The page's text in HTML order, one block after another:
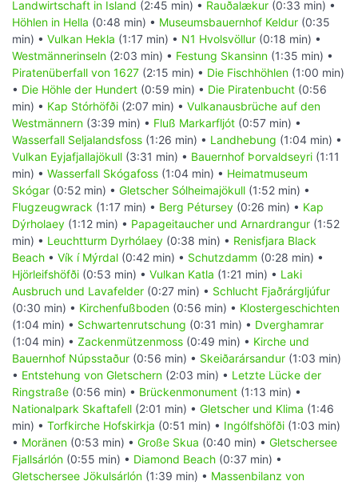
Landwirtschaft in Island (2:45 min) • Rauðalækur (0:33 min) •
Höhlen in Hella (0:48 min) • Museumsbauernhof Keldur (0:35
min) • Vulkan Hekla (1:17 min) • N1 Hvolsvöllur (0:18 min) •
Westmännerinseln (2:03 min) • Festung Skansinn (1:35 min) •
Piratenüberfall von 1627 (2:15 min) • Die Fischhöhlen (1:00 min)
• Die Höhle der Hundert (0:59 min) • Die Piratenbucht (0:56
min) • Kap Stórhöfði (2:07 min) • Vulkanausbrüche auf den
Westmännern (3:39 min) • Fluß Markarfljót (0:57 min) •
Wasserfall Seljalandsfoss (1:26 min) • Landhebung (1:04 min) •
Vulkan Eyjafjallajökull (3:31 min) • Bauernhof Þorvaldseyri (1:11
min) • Wasserfall Skógafoss (1:04 min) • Heimatmuseum
Skógar (0:52 min) • Gletscher Sólheimajökull (1:52 min) •
Flugzeugwrack (1:17 min) • Berg Pétursey (0:26 min) • Kap
Dýrholaey (1:12 min) • Papageitaucher und Arnardrangur (1:52
min) • Leuchtturm Dyrhólaey (0:38 min) • Renisfjara Black
Beach • Vík í Mýrdal (0:42 min) • Schutzdamm (0:28 min) •
Hjörleifshöfði (0:53 min) • Vulkan Katla (1:21 min) • Laki
Ausbruch und Lavafelder (0:27 min) • Schlucht Fjaðrárgljúfur
(0:30 min) • Kirchenfußboden (0:56 min) • Klostergeschichten
(1:04 min) • Schwartenrutschung (0:31 min) • Dverghamrar
(1:04 min) • Zackenmützenmoss (0:49 min) • Kirche und
Bauernhof Núpsstaður (0:56 min) • Skeiðarársandur (1:03 min)
• Entstehung von Gletschern (2:03 min) • Letzte Lücke der
Ringstraße (0:56 min) • Brückenmonument (1:13 min) •
Nationalpark Skaftafell (2:01 min) • Gletscher und Klima (1:46
min) • Torfkirche Hofskirkja (0:51 min) • Ingólfshöfði (1:03 min)
• Moränen (0:53 min) • Große Skua (0:40 min) • Gletschersee
Fjallsárlón (0:55 min) • Diamond Beach (0:37 min) •
Gletschersee Jökulsárlón (1:39 min) • Massenbilanz von